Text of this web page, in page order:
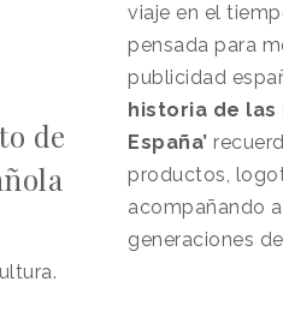
de
viaje en el
pensada para
publicidad
historia de las
España’
productos,
acompañando
generaciones